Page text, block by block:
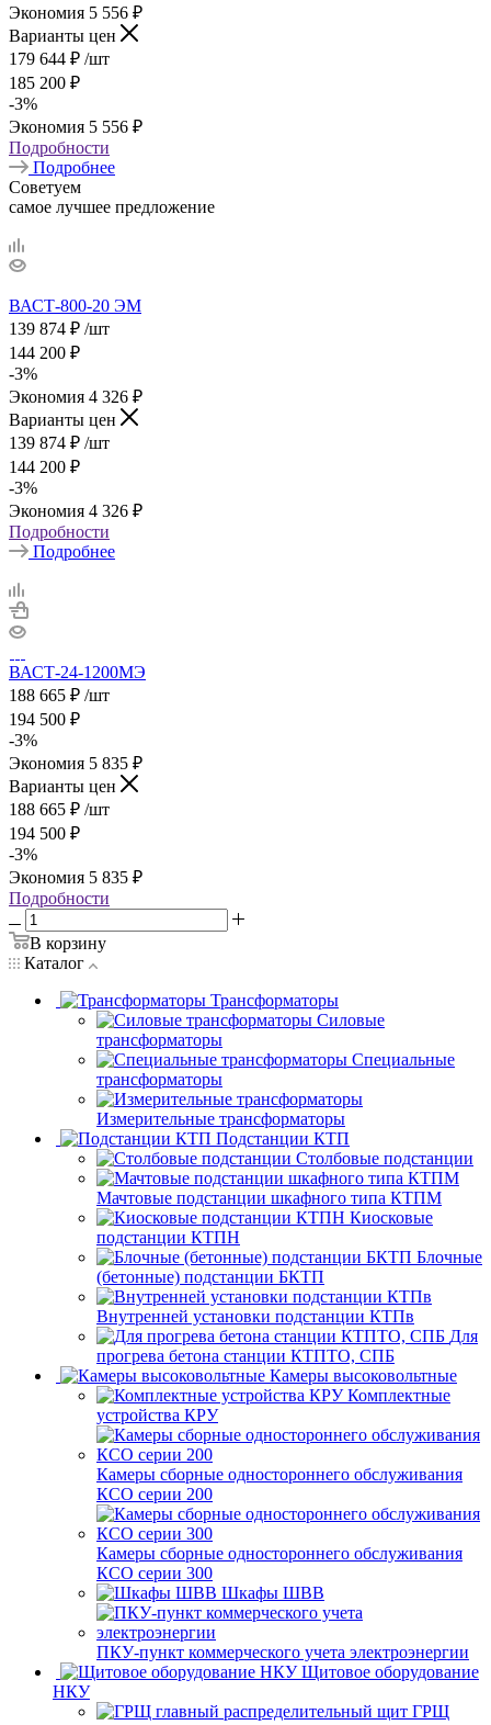
Экономия 5 556 ₽
Варианты цен
179 644 ₽ /шт
185 200 ₽
-3%
Экономия 5 556 ₽
Подробности
Подробнее
Советуем
самое лучшее предложение
ВАСТ-800-20 ЭМ
139 874 ₽ /шт
144 200 ₽
-3%
Экономия 4 326 ₽
Варианты цен
139 874 ₽ /шт
144 200 ₽
-3%
Экономия 4 326 ₽
Подробности
Подробнее
ВАСТ-24-1200МЭ
188 665 ₽ /шт
194 500 ₽
-3%
Экономия 5 835 ₽
Варианты цен
188 665 ₽ /шт
194 500 ₽
-3%
Экономия 5 835 ₽
Подробности
В корзину
Каталог
Трансформаторы
Силовые
трансформаторы
Специальные
трансформаторы
Измерительные трансформаторы
Подстанции КТП
Столбовые подстанции
Мачтовые подстанции шкафного типа КТПМ
Киосковые
подстанции КТПН
Блочные
(бетонные) подстанции БКТП
Внутренней установки подстанции КТПв
Для
прогрева бетона станции КТПТО, СПБ
Камеры высоковольтные
Комплектные
устройства КРУ
Камеры сборные одностороннего обслуживания
КСО серии 200
Камеры сборные одностороннего обслуживания
КСО серии 300
Шкафы ШВВ
ПКУ-пункт коммерческого учета электроэнергии
Щитовое оборудование
НКУ
ГРЩ